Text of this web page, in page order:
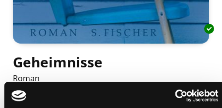
Geheimnisse
Roman
Mediengruppe:
Verfasser: